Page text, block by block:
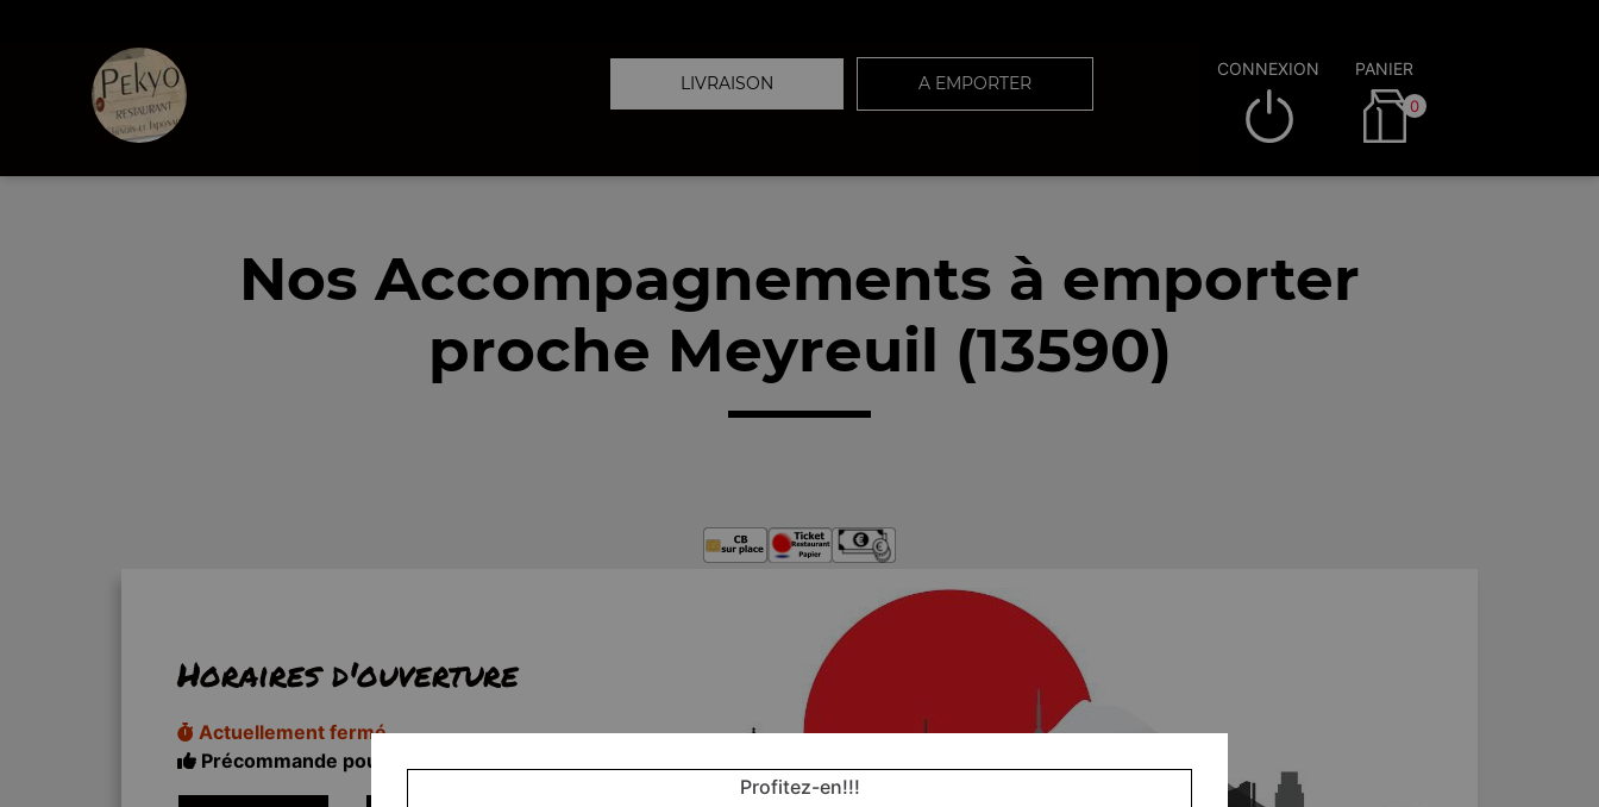
LIVRAISON A EMPORTER
CONNEXION PANIER
0
Nos Accompagnements à emporter
proche Meyreuil (13590)
Horaires d'ouverture
Actuellement fermé
Précommande pour 18h50
Profitez-en!!!